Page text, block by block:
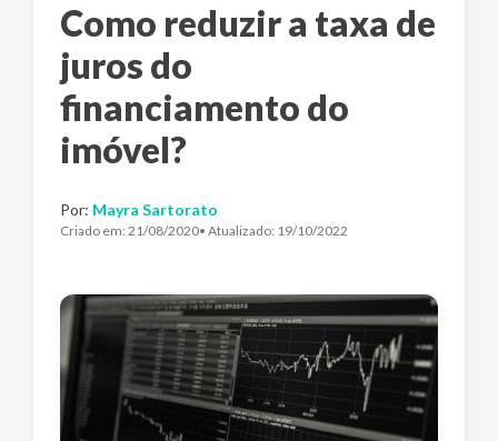
Como reduzir a taxa de
juros do
financiamento do
imóvel?
Por: Mayra Sartorato
Criado em: 21/08/2020• Atualizado: 19/10/2022